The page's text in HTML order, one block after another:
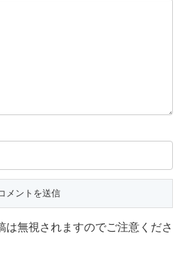
は無視されますのでご注意くださ